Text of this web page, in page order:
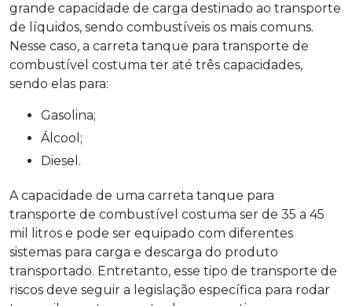
grande capacidade de carga destinado ao transporte
de líquidos, sendo combustíveis os mais comuns.
Nesse caso, a carreta tanque para transporte de
combustível costuma ter até três capacidades,
sendo elas para:
Gasolina;
Álcool;
Diesel.
A capacidade de uma carreta tanque para
transporte de combustível costuma ser de 35 a 45
mil litros e pode ser equipado com diferentes
sistemas para carga e descarga do produto
transportado. Entretanto, esse tipo de transporte de
riscos deve seguir a legislação específica para rodar